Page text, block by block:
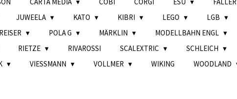
JUWEELA KATO KIBRI LEGO LGB
POLA G MÄRKLIN MODELLBAHN ENGL
RIETZE RIVAROSSI SCALEXTRIC SCHLEICH
VIESSMANN VOLLMER WIKING WOODLAND